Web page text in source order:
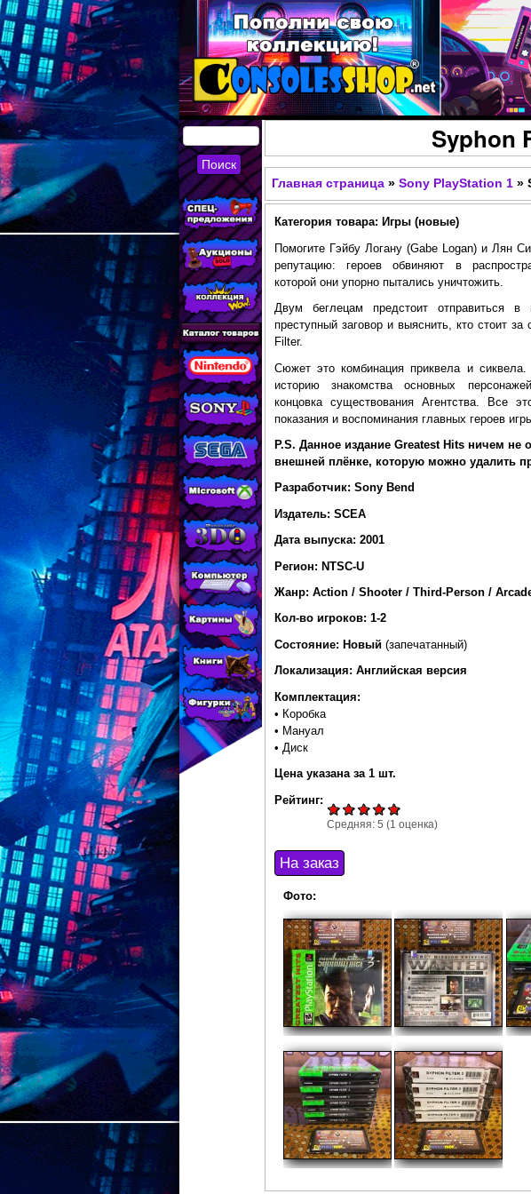
КУПИТЬ
СОВРЕМЕННЫЕ И
РЕТРО ИГРОВЫЕ
ПРИСТАВКИ,
ИГРЫ, ФИГУРКИ,
РЕДКИЕ
КОЛЛЕКЦИОННЫЕ
ТОВАРЫ В
ИНТЕРНЕТ-
МАГАЗИНЕ
CONSOLESSHOP
Syphon
Вы здесь
Главная страница » Sony PlayStation 1 »
Категория товара: Игры (новые)
Помогите Гэйбу Логану (Gabe Logan) и Лян
репутацию: героев обвиняют в
которой они упорно пытались уничтожить.
Двум беглецам предстоит отправиться в
преступный заговор и выяснить, кто стоит
Filter.
Сюжет это комбинация приквела и
историю знакомства основных
концовка существования Агентства. Все
показания и воспоминания главных героев
P.S. Данное издание Greatest Hits ничем не
внешней плёнке, которую можно удалить
Разработчик: Sony Bend
Издатель: SCEA
Дата выпуска: 2001
Регион: NTSC-U
Жанр: Action / Shooter / Third-Person /
Кол-во игроков: 1-2
Состояние: Новый(запечатанный)
Локализация: Английская версия
Комплектация:
• Коробка
• Мануал
• Диск
Цена указана за 1 шт.
Рейтинг:
Средняя: 5 (1 оценка)
Фото: